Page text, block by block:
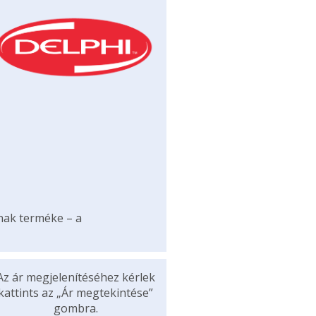
terméke – a
ár megjelenítéséhez kérlek
az „Ár megtekintése”
gombra.